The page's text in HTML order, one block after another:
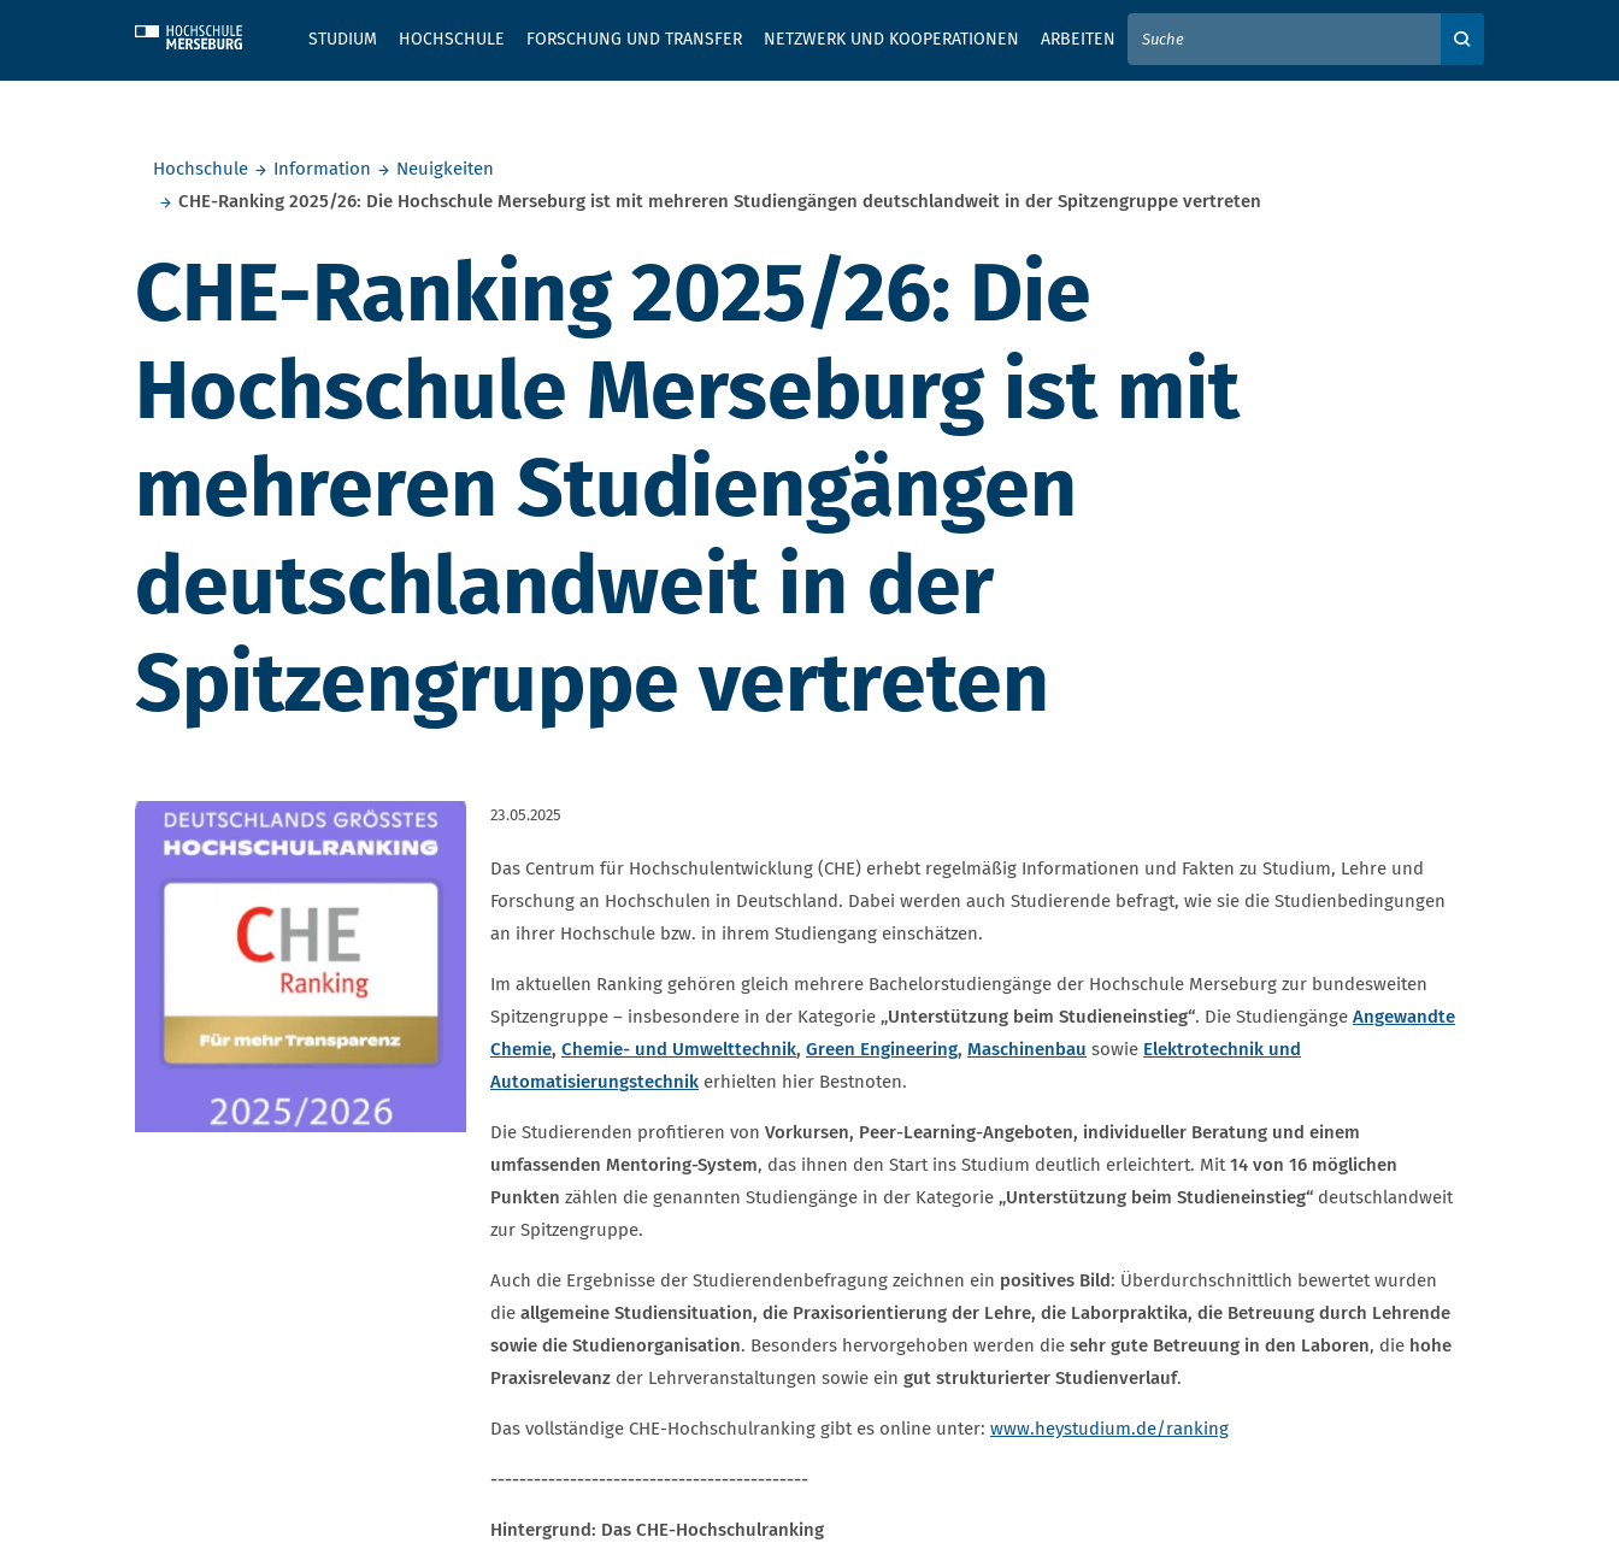
STUDIUM HOCHSCHULE FORSCHUNG UND TRANSFER NETZWERK UND KOOPERATIONEN ARBEITEN
GEBEN SIE HIER IHREN SUCHBEGRIFF EIN
Hochschule
Information
Neuigkeiten
CHE-Ranking 2025/26: Die Hochschule Merseburg ist mit mehreren Studiengängen deutschlandweit in der Spitzengruppe vertreten
CHE-Ranking 2025/26: Die
Hochschule Merseburg ist mit
mehreren Studiengängen
deutschlandweit in der
Spitzengruppe vertreten
23.05.2025
Das Centrum für Hochschulentwicklung (CHE) erhebt regelmäßig Informationen und Fakten zu Studium, Lehre und
Forschung an Hochschulen in Deutschland. Dabei werden auch Studierende befragt, wie sie die Studienbedingungen
an ihrer Hochschule bzw. in ihrem Studiengang einschätzen.
Im aktuellen Ranking gehören gleich mehrere Bachelorstudiengänge der Hochschule Merseburg zur bundesweiten
Spitzengruppe – insbesondere in der Kategorie „Unterstützung beim Studieneinstieg“. Die Studiengänge Angewandte
Chemie, Chemie- und Umwelttechnik, Green Engineering, Maschinenbau sowie Elektrotechnik und
Automatisierungstechnik erhielten hier Bestnoten.
Die Studierenden profitieren von Vorkursen, Peer-Learning-Angeboten, individueller Beratung und einem
umfassenden Mentoring-System, das ihnen den Start ins Studium deutlich erleichtert. Mit14 von 16 möglichen
Punkten zählen die genannten Studiengänge in der Kategorie „Unterstützung beim Studieneinstieg“ deutschlandweit
zur Spitzengruppe.
Auch die Ergebnisse der Studierendenbefragung zeichnen ein positives Bild : Überdurchschnittlich bewertet wurden
die allgemeine Studiensituation, die Praxisorientierung der Lehre, die Laborpraktika, die Betreuung durch Lehrende
sowie die Studienorganisation. Besonders hervorgehoben werden die sehr gute Betreuung in den Laboren, die hohe
Praxisrelevanz der Lehrveranstaltungen sowie ein gut strukturierter Studienverlauf.
Das vollständige CHE-Hochschulranking gibt es online unter: www.heystudium.de/ranking
--------------------------------------------
Hintergrund: Das CHE-Hochschulranking